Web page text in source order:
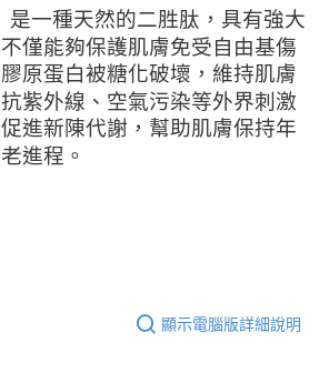
是一種天然的二胜肽，具有強大
僅能夠保護肌膚免受自由基傷
原蛋白被糖化破壞，維持肌膚
紫外線、空氣污染等外界刺激
進新陳代謝，幫助肌膚保持年
進程。
顯示電腦版詳細說明